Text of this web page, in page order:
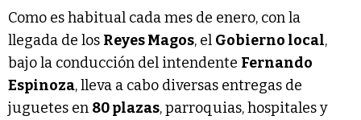
Como es habitual cada mes de enero, con la
llegada de los Reyes Magos, el Gobierno local,
bajo la conducción del intendente Fernando
Espinoza, lleva a cabo diversas entregas de
juguetes en 80 plazas, parroquias, hospitales y